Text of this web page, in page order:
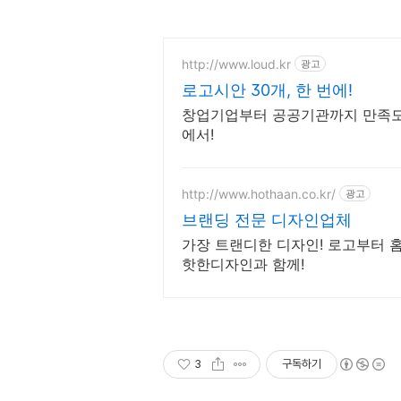
http://www.loud.kr 광고
로고시안 30개, 한 번에!
창업기업부터 공공기관까지 만족
에서!
http://www.hothaan.co.kr/ 광고
브랜딩 전문 디자인업체
가장 트랜디한 디자인! 로고부터
핫한디자인과 함께!
3 구독하기